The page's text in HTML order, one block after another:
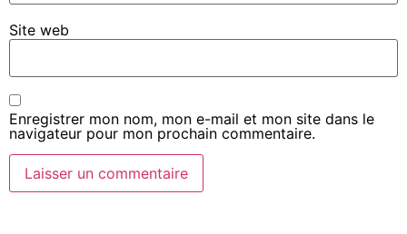
Site web
Enregistrer mon nom, mon e-mail et mon site dans le
navigateur pour mon prochain commentaire.